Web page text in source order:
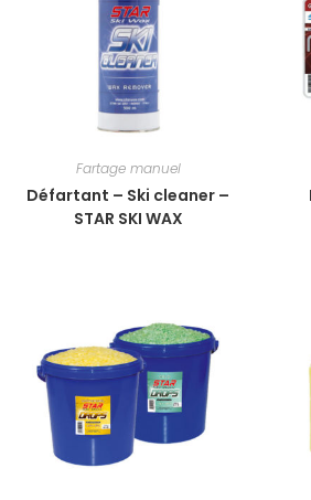
Fartage manuel
Défartant – Ski cleaner –
STAR SKI WAX